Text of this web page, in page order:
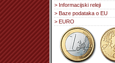
> Informacijski releji
> Baze podataka o EU
> EURO